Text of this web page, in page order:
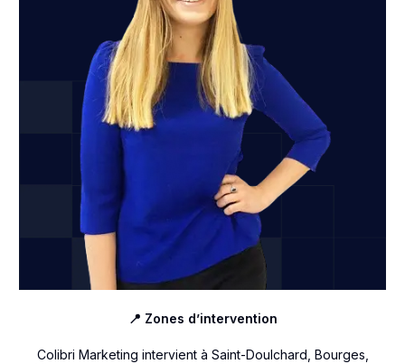
📍 Zones d’intervention
Colibri Marketing intervient à Saint-Doulchard, Bourges,